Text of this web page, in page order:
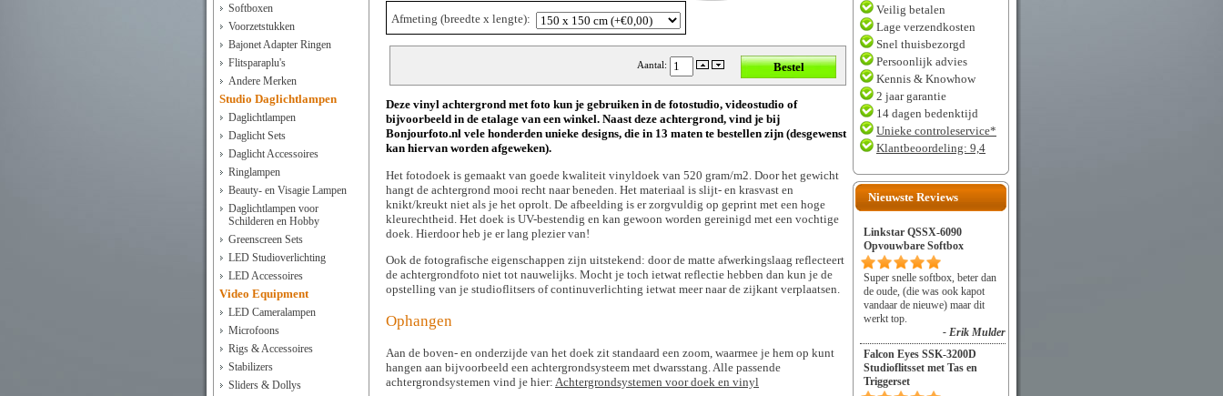
Softboxen
Voorzetstukken
Bajonet Adapter Ringen
Flitsparaplu's
Andere Merken
Studio Daglichtlampen
Daglichtlampen
Daglicht Sets
Daglicht Accessoires
Ringlampen
Beauty- en Visagie Lampen
Daglichtlampen voor
Schilderen en Hobby
Greenscreen Sets
LED Studioverlichting
LED Accessoires
Video Equipment
LED Cameralampen
Microfoons
Rigs & Accessoires
Stabilizers
Sliders & Dollys
Afmeting (breedte x lengte):
Aantal:
Deze vinyl achtergrond met foto kun je gebruiken in de fotostudio, videostudio of
bijvoorbeeld in de etalage van een winkel. Naast deze achtergrond, vind je bij
Bonjourfoto.nl vele honderden unieke designs, die in 13 maten te bestellen zijn (desgewenst
kan hiervan worden afgeweken).
Het fotodoek is gemaakt van goede kwaliteit vinyldoek van 520 gram/m2. Door het gewicht
hangt de achtergrond mooi recht naar beneden. Het materiaal is slijt- en krasvast en
knikt/kreukt niet als je het oprolt. De afbeelding is er zorgvuldig op geprint met een hoge
kleurechtheid. Het doek is UV-bestendig en kan gewoon worden gereinigd met een vochtige
doek. Hierdoor heb je er lang plezier van!
Ook de fotografische eigenschappen zijn uitstekend: door de matte afwerkingslaag reflecteert
de achtergrondfoto niet tot nauwelijks. Mocht je toch ietwat reflectie hebben dan kun je de
opstelling van je studioflitsers of continuverlichting ietwat meer naar de zijkant verplaatsen.
Ophangen
Aan de boven- en onderzijde van het doek zit standaard een zoom, waarmee je hem op kunt
hangen aan bijvoorbeeld een achtergrondsysteem met dwarsstang. Alle passende
achtergrondsystemen vind je hier: Achtergrondsystemen voor doek en vinyl
Veilig betalen
Lage verzendkosten
Snel thuisbezorgd
Persoonlijk advies
Kennis & Knowhow
2 jaar garantie
14 dagen bedenktijd
Unieke controleservice*
Klantbeoordeling: 9,4
Nieuwste Reviews
Linkstar QSSX-6090
Opvouwbare Softbox
Super snelle softbox, beter dan
de oude, (die was ook kapot
vandaar de nieuwe) maar dit
werkt top.
- Erik Mulder
Falcon Eyes SSK-3200D
Studioflitsset met Tas en
Triggerset